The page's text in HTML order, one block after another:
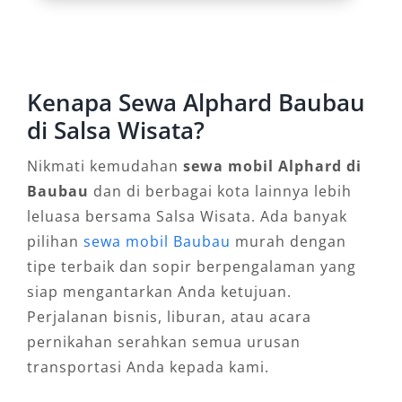
Anda. Tersedia pilihan Alphard dengan sopir
Baubau bagi Anda yang ingin berfokus pada
Alphard lepas kunci Baubau untuk Anda yang
menginginkan privasi dan kontrol penuh atas
perjalanan. Semua ini ditawarkan dalam sistem
sewa harian maupun jangka panjang yang
praktis.
4. Cocok untuk Antar Jemput
Bandara dan Layanan Eksekutif
Kenapa Sewa Alphard Baubau
di Salsa Wisata?
Nikmati kemudahan sewa mobil Alphard di
Baubau dan di berbagai kota lainnya lebih
leluasa bersama Salsa Wisata. Ada banyak
pilihan sewa mobil Baubau murah dengan
tipe terbaik dan sopir berpengalaman yang
siap mengantarkan Anda ketujuan.
Perjalanan bisnis, liburan, atau acara
pernikahan serahkan semua urusan
transportasi Anda kepada kami.